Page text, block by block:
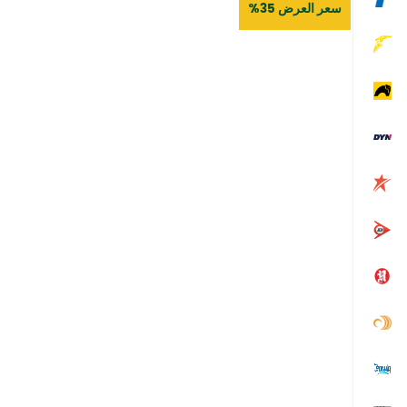
سعر العرض 35%